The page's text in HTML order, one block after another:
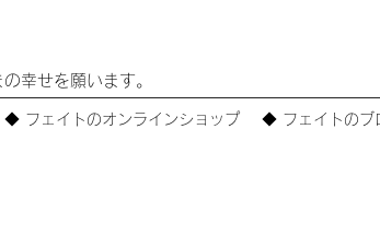
幸せを願います。
◆ フェイトのオンラインショップ ◆ フェイトのブ